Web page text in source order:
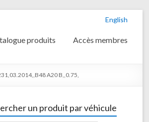
English
produits Accès membres
A20 B,,0.75,
un produit par véhicule